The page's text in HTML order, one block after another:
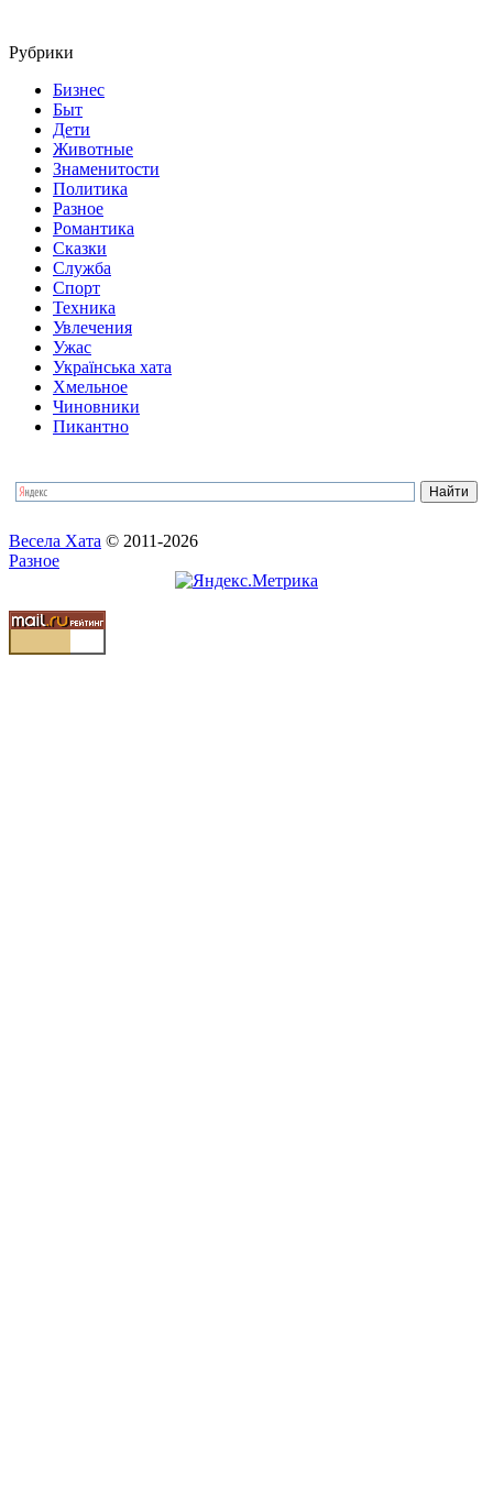
Рубрики
Бизнес
Быт
Дети
Животные
Знаменитости
Политика
Разное
Романтика
Сказки
Служба
Спорт
Техника
Увлечения
Ужас
Українська хата
Хмельное
Чиновники
Пикантно
Весела Хата © 2011-2026
Разное